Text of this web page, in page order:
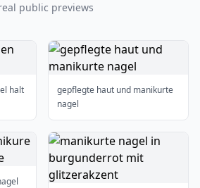
public previews
halt
gepflegte haut und manikurte
nagel